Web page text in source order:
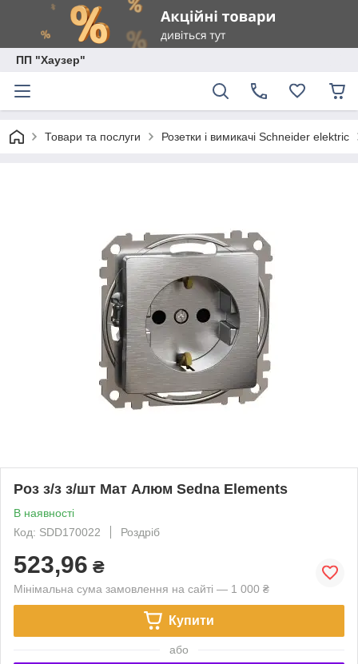
ПП "Хаузер"
Товари та послуги Розетки і вимикачі Schneider elektric
Роз з/з з/шт Мат Алюм Sedna Elements
В наявності
Код: SDD170022
Роздріб
523,96 ₴
Мінімальна сума замовлення на сайті — 1 000 ₴
Купити
або